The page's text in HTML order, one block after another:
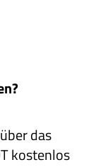
das
kostenlos